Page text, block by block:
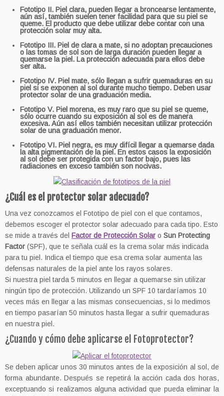
Fototipo II. Piel clara, pueden llegar a broncearse lentamente,
aún así, también suelen tener facilidad para que su piel se
queme. El producto que debe utilizar debe contar con una
protección solar muy alta.
Fototipo III. Piel de clara a mate, si no adoptan precauciones
o las tomas de sol son de larga duración pueden llegar a
quemarse la piel. La protección adecuada para ellos debe
ser alta.
Fototipo IV. Piel mate, sólo llegan a sufrir quemaduras en su
piel si se exponen al sol durante mucho tiempo. Deben usar
protector solar de una graduación media.
Fototipo V. Piel morena, es muy raro que su piel se queme,
sólo ocurre cuando su exposición al sol es de manera
excesiva. Aún así ellos también necesitan utilizar protección
solar de una graduación menor.
Fototipo VI. Piel negra, es muy difícil llegar a quemarse dada
la alta pigmentación de la piel. En estos casos la exposición
al sol debe ser protegida con un factor bajo, pues las
radiaciones en exceso también son nocivas.
¿Cuál es el protector solar adecuado?
Una vez conozcamos el Fototipo de piel con el que contamos,
debemos escoger el protector solar adecuado para cada tipo. Esto
se mide a través del Factor de Protección Solar o Sun Protecting
Factor (SPF), que te señala cuál es la crema solar más indicada
para tu piel. Indica el tiempo que esa crema solar aumenta las
defensas naturales de la piel ante los rayos solares.
Si nuestra piel tarda 5 minutos en llegar a quemarse sin utilizar
ningún tipo de protección. Utilizando un SPF 10 tardaríamos 10
veces más en llegar a las mismas consecuencias, si lo medimos
en tiempo pasarían 50 minutos hasta llegar a sufrir quemaduras
en nuestra piel.
¿Cuando y cómo debe aplicarse el Fotoprotector?
Se deben aplicar unos 30 minutos antes de la exposición al sol, de
forma abundante. Después se repetirá la acción cada dos horas,
exceptuando si realizamos alguna actividad que pueda eliminar la